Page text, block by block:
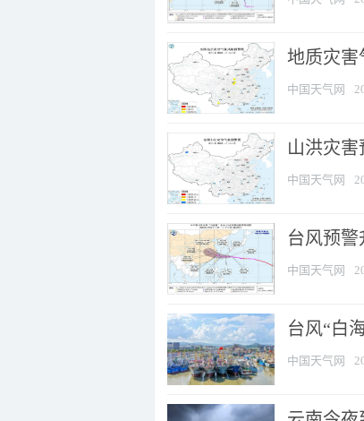
地质灾害
中国天气网
山洪灾
中国天气网
台风预警
中国天气网
台风“白
中国天气网